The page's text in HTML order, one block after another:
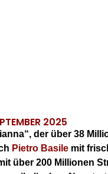
2025
der über 38
Pietro Basile mit
über 200 Millionen